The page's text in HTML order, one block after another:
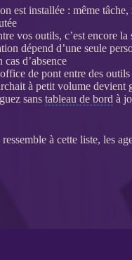
est installée : même
vos outils, c’est encore la
dépend d’une seule
cas d’absence
de pont entre des outils
à petit volume devient
sans tableau de bord à
à cette liste, les